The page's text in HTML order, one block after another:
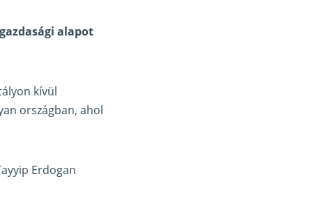
alapot
kívül
országban, ahol
Erdogan